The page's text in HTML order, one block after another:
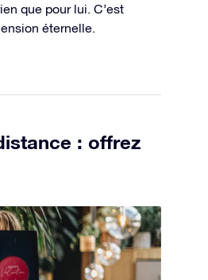
que pour lui. C’est
éternelle.
: offrez